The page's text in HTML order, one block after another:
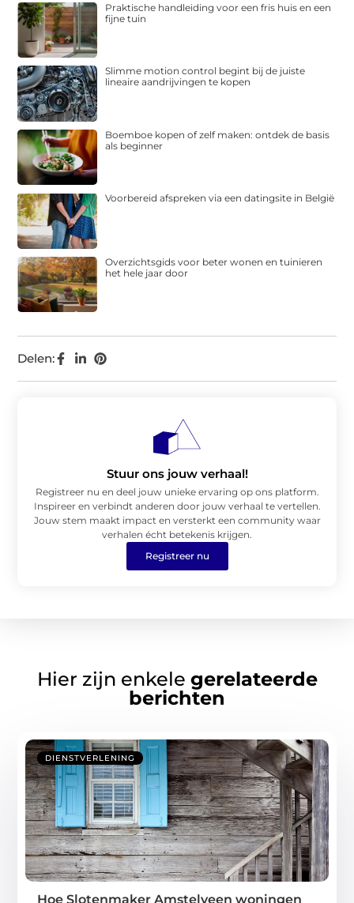
Delen:
Praktische handleiding voor een fris huis en een
fijne tuin
Slimme motion control begint bij de juiste
lineaire aandrijvingen te kopen
Boemboe kopen of zelf maken: ontdek de basis
als beginner
Voorbereid afspreken via een datingsite in België
Overzichtsgids voor beter wonen en tuinieren
het hele jaar door
Stuur ons jouw verhaal!
Registreer nu en deel jouw unieke ervaring op ons platform.
Inspireer en verbindt anderen door jouw verhaal te vertellen.
Jouw stem maakt impact en versterkt een community waar
verhalen écht betekenis krijgen.
Registreer nu
Hier zijn enkele gerelateerde
berichten
DIENSTVERLENING
Hoe Slotenmaker Amstelveen woningen